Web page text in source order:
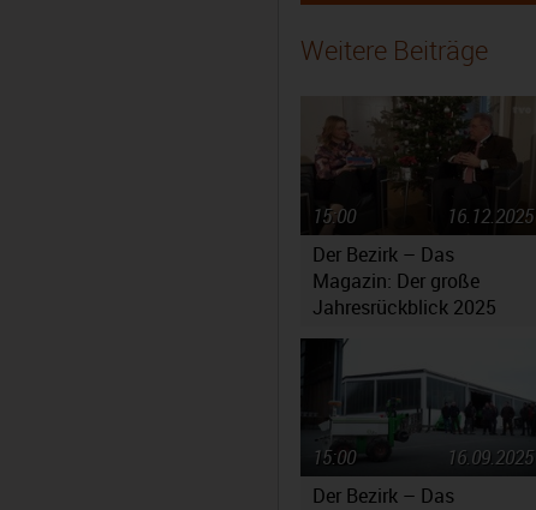
Weitere Beiträge
Der Bezirk – Das
Magazin: Der große
Jahresrückblick 2025
16.12.2025
15:00
Der Bezirk – Das
16.09.2025
15:00